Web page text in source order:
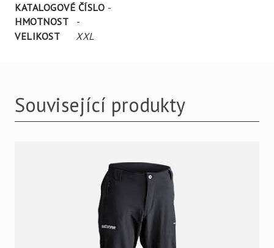
KATALOGOVÉ ČÍSLO -
HMOTNOST
-
VELIKOST
XXL
Související produkty